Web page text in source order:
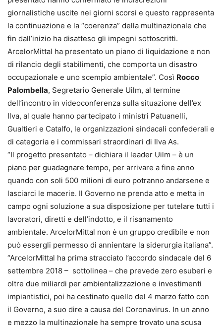
giornalistiche uscite nei giorni scorsi e questo rappresenta
la continuazione e la “coerenza” della multinazionale che
fin dall’inizio ha disatteso gli impegni sottoscritti.
ArcelorMittal ha presentato un piano di liquidazione e non
di rilancio degli stabilimenti, che comporta un disastro
occupazionale e uno scempio ambientale”. Così Rocco
Palombella, Segretario Generale Uilm, al termine
dell’incontro in videoconferenza sulla situazione dell’ex
Ilva, al quale hanno partecipato i ministri Patuanelli,
Gualtieri e Catalfo, le organizzazioni sindacali confederali e
di categoria e i commissari straordinari di Ilva As.
“Il progetto presentato – dichiara il leader Uilm – è un
piano per guadagnare tempo, per arrivare a fine anno
quando con soli 500 milioni di euro potranno andarsene e
lasciarci le macerie. Il Governo ne prenda atto e metta in
campo ogni soluzione a sua disposizione per tutelare tutti i
lavoratori, diretti e dell’indotto, e il risanamento
ambientale. ArcelorMittal non è un gruppo credibile e non
può essergli permesso di annientare la siderurgia italiana”.
“ArcelorMittal ha prima stracciato l’accordo sindacale del 6
settembre 2018 – sottolinea – che prevede zero esuberi e
oltre due miliardi per ambientalizzazione e investimenti
impiantistici, poi ha cestinato quello del 4 marzo fatto con
il Governo, a suo dire a causa del Coronavirus. In un anno
e mezzo la multinazionale ha sempre trovato una scusa